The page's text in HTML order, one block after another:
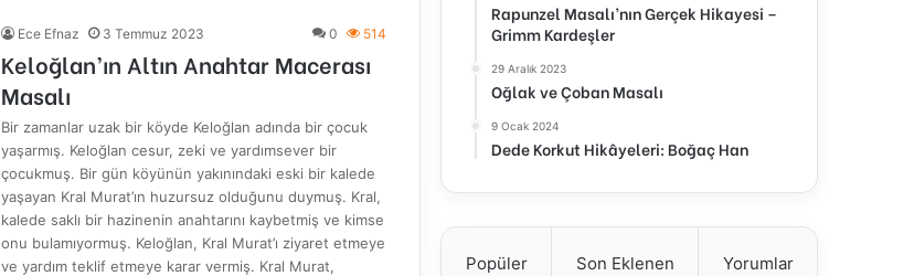
Ece Efnaz 3 Temmuz 2023 0 514
Keloğlan’ın Altın Anahtar Macerası
Masalı
Bir zamanlar uzak bir köyde Keloğlan adında bir çocuk
yaşarmış. Keloğlan cesur, zeki ve yardımsever bir
çocukmuş. Bir gün köyünün yakınındaki eski bir kalede
yaşayan Kral Murat’ın huzursuz olduğunu duymuş. Kral,
kalede saklı bir hazinenin anahtarını kaybetmiş ve kimse
onu bulamıyormuş. Keloğlan, Kral Murat’ı ziyaret etmeye
ve yardım teklif etmeye karar vermiş. Kral Murat,
Rapunzel Masalı’nın Gerçek Hikayesi –
Grimm Kardeşler
29 Aralık 2023
Oğlak ve Çoban Masalı
9 Ocak 2024
Dede Korkut Hikâyeleri: Boğaç Han
Popüler Son Eklenen Yorumlar